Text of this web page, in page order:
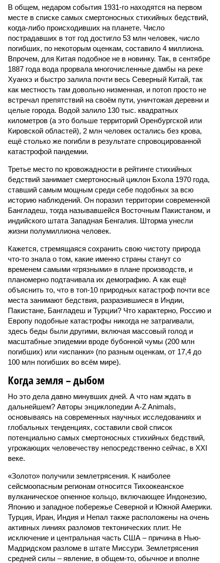
В общем, недаром события 1931-го находятся на первом
месте в списке самых смертоносных стихийных бедствий,
когда-либо происходивших на планете. Число
пострадавших в тот год достигло 53 млн человек, число
погибших, по некоторым оценкам, составило 4 миллиона.
Впрочем, для Китая подобное не в новинку. Так, в сентябре
1887 года вода прорвала многочисленные дамбы на реке
Хуанхэ и быстро залила почти весь Северный Китай, так
как местность там довольно низменная, и потоп просто не
встречал препятствий на своём пути, уничтожая деревни и
целые города. Водой залило 130 тыс. квадратных
километров (а это больше территорий Оренбургской или
Кировской областей), 2 млн человек остались без крова,
ещё столько же погибли в результате спровоцированной
катастрофой пандемии.
Третье место по кровожадности в рейтинге стихийных
бедствий занимает смертоносный циклон Бхола 1970 года,
ставший самым мощным среди себе подобных за всю
историю наблюдений. Он поразил территории современной
Бангладеш, тогда называвшейся Восточным Пакистаном, и
индийского штата Западная Бенгалия. Шторма унесли
жизни полумиллиона человек.
Кажется, стремящаяся сохранить свою чистоту природа
что-то знала о том, какие именно страны станут со
временем самыми «грязными» в плане производств, и
планомерно подтачивала их демографию. А как ещё
объяснить то, что в топ-10 природных катастроф почти все
места занимают бедствия, разразившиеся в Индии,
Пакистане, Бангладеш и Турции? Что характерно, Россию и
Европу подобные катастрофы никогда не затрагивали,
здесь беды были другими, включая массовый голод и
масштабные эпидемии вроде бубонной чумы (200 млн
погибших) или «испанки» (по разным оценкам, от 17,4 до
100 млн погибших во всём мире).
Когда земля – дыбом
Но это дела давно минувших дней. А что нам ждать в
дальнейшем? Авторы энциклопедии A-Z Animals,
основываясь на современных научных исследованиях и
глобальных тенденциях, составили свой список
потенциально самых смертоносных стихийных бедствий,
угрожающих человечеству непосредственно сейчас, в XXI
веке.
«Золото» получили землетрясения. К наиболее
сейсмоопасным регионам относится Тихоокеанское
вулканическое огненное кольцо, включающее Индонезию,
Японию и западное побережье Северной и Южной Америки.
Турция, Иран, Индия и Непал также расположены на очень
активных линиях разломов тектонических плит. Не
исключение и центральная часть США – причина в Нью-
Мадридском разломе в штате Миссури. Землетрясения
средней силы – явление, в общем-то, обычное и вполне